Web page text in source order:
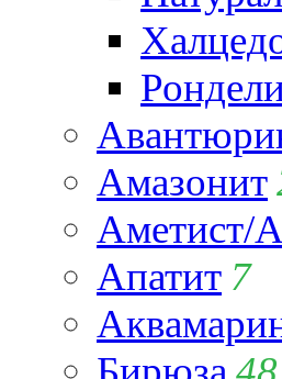
Амазонит
Аметист/
Апатит 7